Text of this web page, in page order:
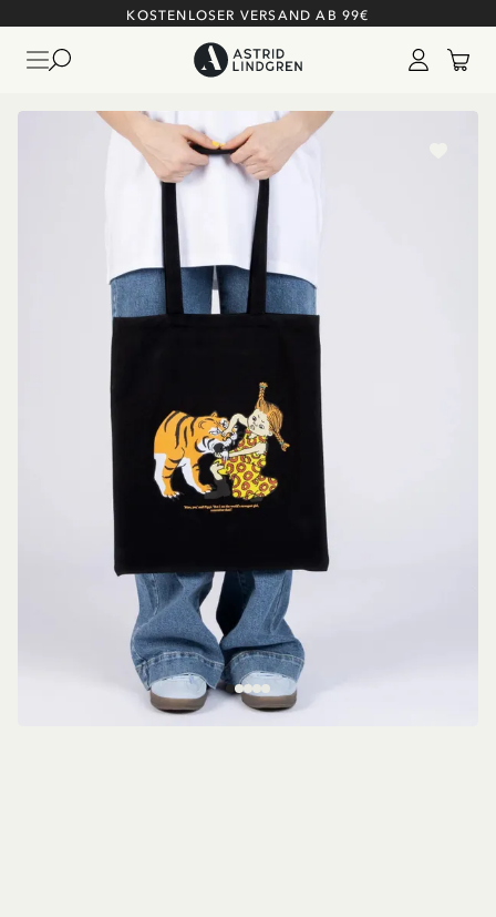
KOSTENLOSER VERSAND AB 99€